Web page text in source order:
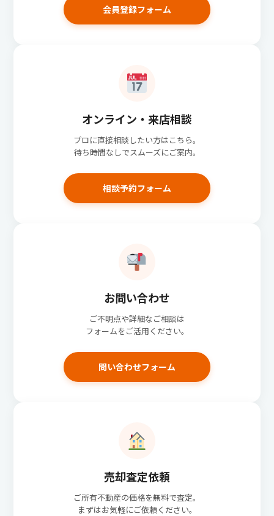
会員登録フォーム
オンライン・来店相談
プロに直接相談したい方はこちら。
待ち時間なしでスムーズにご案内。
相談予約フォーム
お問い合わせ
ご不明点や詳細なご相談は
フォームをご活用ください。
問い合わせフォーム
売却査定依頼
ご所有不動産の価格を無料で査定。
まずはお気軽にご依頼ください。